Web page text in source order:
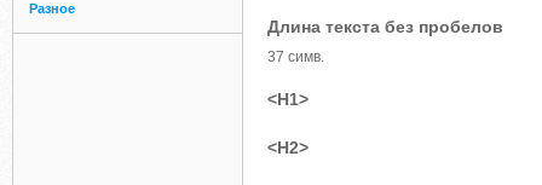
Разное
Длина текста без пробелов
37 симв.
<H1>
<H2>